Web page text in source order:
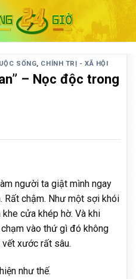
SỐNG, CHÍNH TRỊ - XÃ HỘI
– Nọc độc trong
người ta giật mình ngay
Rất chậm. Như một sợi khói
cửa khép hờ. Và khi
vào thứ gì đó không
xước rất sâu.
như thế.